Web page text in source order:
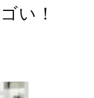
い！